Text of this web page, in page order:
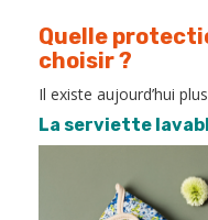
Quelle
choisir ?
Il existe aujourd’hui
La serviette